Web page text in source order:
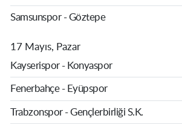
Samsunspor - Göztepe
17 Mayıs, Pazar
Kayserispor - Konyaspor
Fenerbahçe - Eyüpspor
Trabzonspor - Gençlerbirliği S.K.